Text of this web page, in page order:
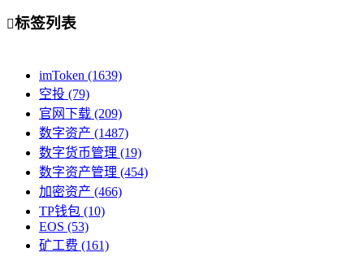
标签列表
imToken (1639)
空投 (79)
官网下载 (209)
数字资产 (1487)
数字货币管理 (19)
数字资产管理 (454)
加密资产 (466)
TP钱包 (10)
EOS (53)
矿工费 (161)